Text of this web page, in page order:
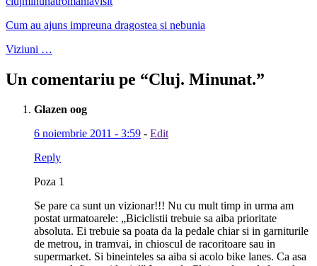
Cum au ajuns impreuna dragostea si nebunia
Viziuni …
Un comentariu pe “Cluj. Minunat.”
Glazen oog
6 noiembrie 2011 - 3:59 - Edit
Reply
Poza 1
Se pare ca sunt un vizionar!!! Nu cu mult timp in urma am
postat urmatoarele: „Biciclistii trebuie sa aiba prioritate
absoluta. Ei trebuie sa poata da la pedale chiar si in garniturile
de metrou, in tramvai, in chioscul de racoritoare sau in
supermarket. Si bineinteles sa aiba si acolo bike lanes. Ca asa